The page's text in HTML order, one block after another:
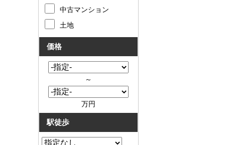
中古マンション
土地
価格
～
万円
駅徒歩